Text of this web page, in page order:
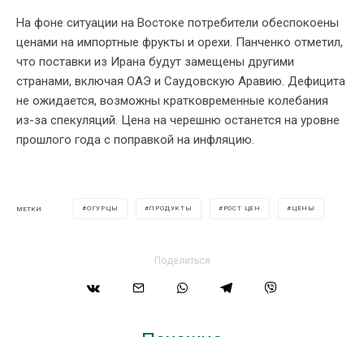
На фоне ситуации на Востоке потребители обеспокоены
ценами на импортные фрукты и орехи. Панченко отметил,
что поставки из Ирана будут замещены другими
странами, включая ОАЭ и Саудовскую Аравию. Дефицита
не ожидается, возможны кратковременные колебания
из-за спекуляций. Цена на черешню останется на уровне
прошлого года с поправкой на инфляцию.
МЕТКИ ОГУРЦЫ ПРОДУКТЫ РОСТ ЦЕН ЦЕНЫ
Поделиться